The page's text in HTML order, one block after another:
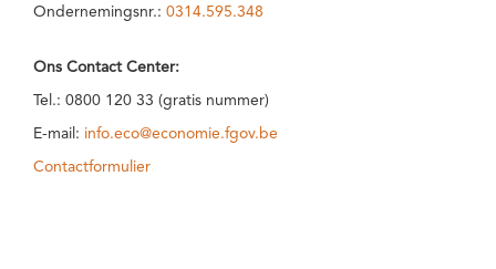
Ondernemingsnr.: 0314.595.348
Ons Contact Center:
Tel.: 0800 120 33 (gratis nummer)
E-mail: info.eco@economie.fgov.be
Contactformulier